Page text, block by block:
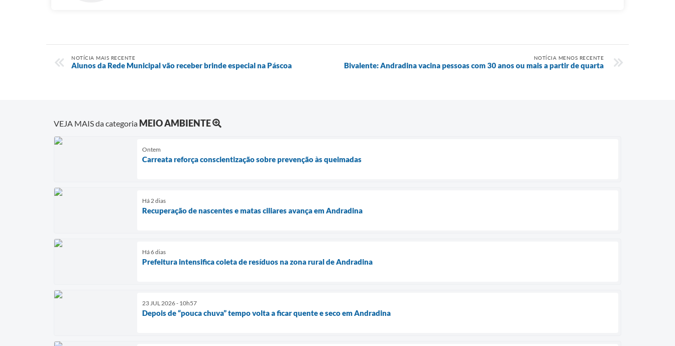
NOTÍCIA MAIS RECENTE
Alunos da Rede Municipal vão receber brinde especial na Páscoa
NOTÍCIA MENOS RECENTE
Bivalente: Andradina vacina pessoas com 30 anos ou mais a partir de quarta
VEJA MAIS da categoria MEIO AMBIENTE
Ontem
Carreata reforça conscientização sobre prevenção às queimadas
Há 2 dias
Recuperação de nascentes e matas ciliares avança em Andradina
Há 6 dias
Prefeitura intensifica coleta de resíduos na zona rural de Andradina
23 JUL 2026 - 10h57
Depois de “pouca chuva” tempo volta a ficar quente e seco em Andradina